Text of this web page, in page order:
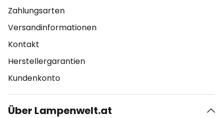
Zahlungsarten
Versandinformationen
Kontakt
Herstellergarantien
Kundenkonto
Über Lampenwelt.at